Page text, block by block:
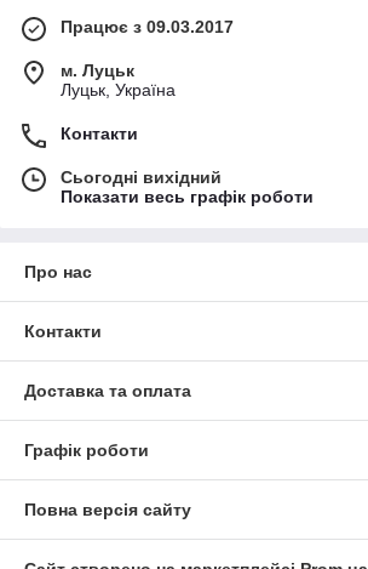
Працює з 09.03.2017
м. Луцьк
Луцьк, Україна
Контакти
Сьогодні вихідний
Показати весь графік роботи
Про нас
Контакти
Доставка та оплата
Графік роботи
Повна версія сайту